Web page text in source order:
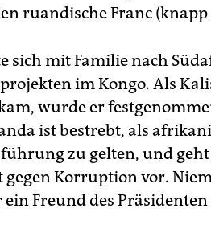
ruandische Franc
sich mit Familie nach
im Kongo. Als
wurde er
ist bestrebt, als
zu gelten, und
Korruption vor.
Freund des Präsidenten